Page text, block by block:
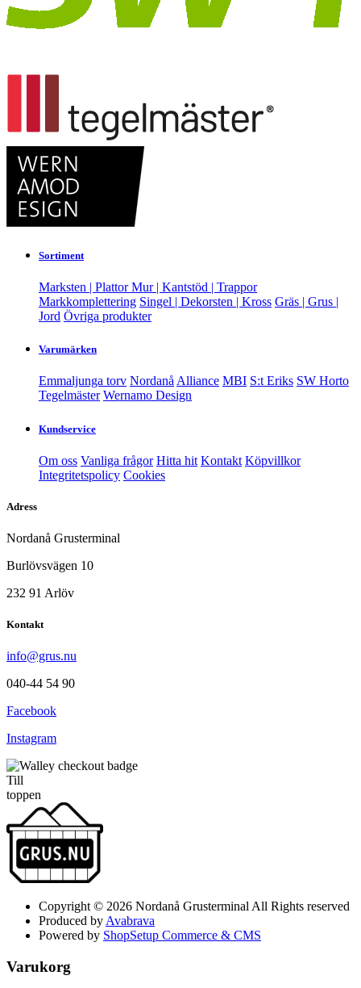
Sortiment
Marksten | PlattorMur | Kantstöd | Trappor
Markkomplettering Singel | Dekorsten | Kross Gräs | Grus |
Jord Övriga produkter
Varumärken
Emmaljunga torv Nordanå Alliance MBI S:t Eriks SW Horto
Tegelmäster Wernamo Design
Kundservice
Om oss Vanliga frågor Hitta hit Kontakt Köpvillkor
Integritetspolicy Cookies
Adress
Nordanå Grusterminal
Burlövsvägen 10
232 91 Arlöv
Kontakt
info@grus.nu
040-44 54 90
Facebook
Instagram
Till
toppen
Copyright © 2026 Nordanå Grusterminal All Rights reserved
Produced byAvabrava
Powered by ShopSetup Commerce & CMS
Varukorg